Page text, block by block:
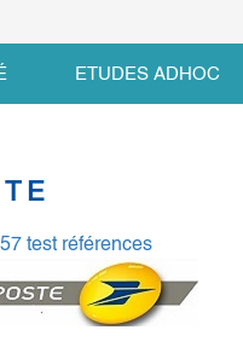
ETUDES ADHOC
test références